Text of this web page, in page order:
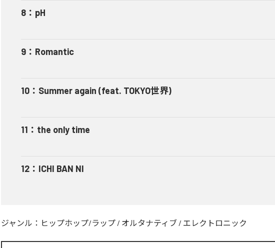
8 ： pH
9 ： Romantic
10 ： Summer again (feat. TOKYO世界)
11 ： the only time
12 ： ICHI BAN NI
ジャンル： ヒップホップ/ラップ / オルタナティブ / エレクトロニック